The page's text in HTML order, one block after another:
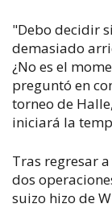
"Debo decidir
demasiado
¿No es el
preguntó en
torneo de
iniciará la
Tras regresar
dos
suizo hizo de